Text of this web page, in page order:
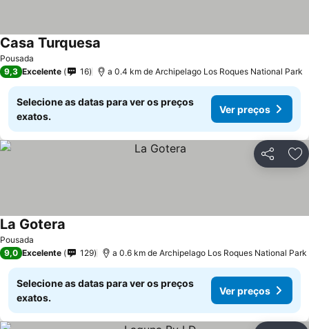
Pousada
Casa Turquesa
9,3 Excelente 16 a 0.4 km de Archipelago Los Roques National Park
Selecione as datas para ver os preços
exatos.
Ver preços
Partilhar
Pousada
La Gotera
9,0 Excelente 129 a 0.6 km de Archipelago Los Roques National Park
Selecione as datas para ver os preços
exatos.
Ver preços